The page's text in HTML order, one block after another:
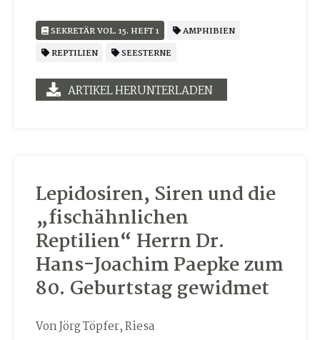
SEKRETÄR VOL. 15. HEFT 1
AMPHIBIEN
REPTILIEN
SEESTERNE
ARTIKEL HERUNTERLADEN
Lepidosiren, Siren und die
„fischähnlichen
Reptilien“ Herrn Dr.
Hans-Joachim Paepke zum
80. Geburtstag gewidmet
Von Jörg Töpfer, Riesa